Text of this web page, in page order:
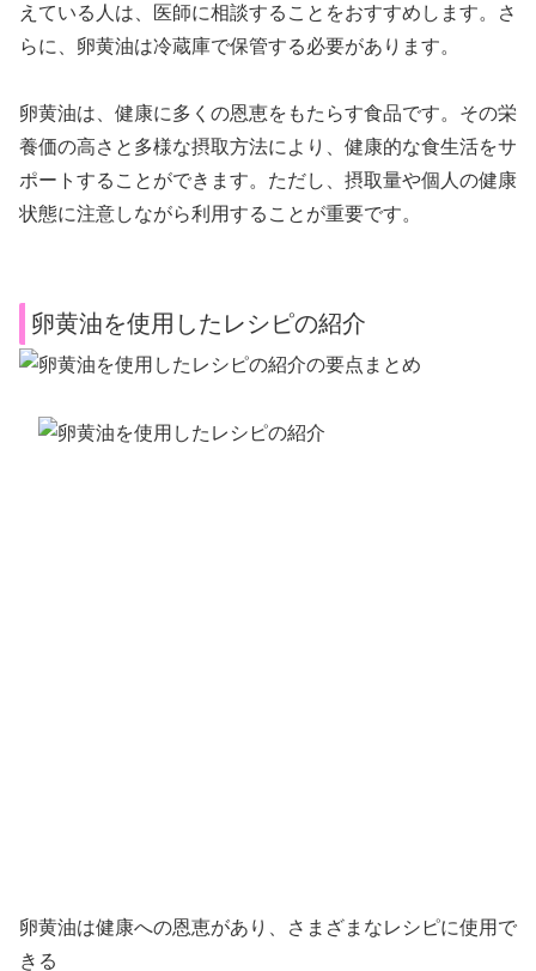
えている人は、医師に相談することをおすすめします。さ
らに、卵黄油は冷蔵庫で保管する必要があります。
卵黄油は、健康に多くの恩恵をもたらす食品です。その栄
養価の高さと多様な摂取方法により、健康的な食生活をサ
ポートすることができます。ただし、摂取量や個人の健康
状態に注意しながら利用することが重要です。
卵黄油を使用したレシピの紹介
卵黄油は健康への恩恵があり、さまざまなレシピに使用で
きる